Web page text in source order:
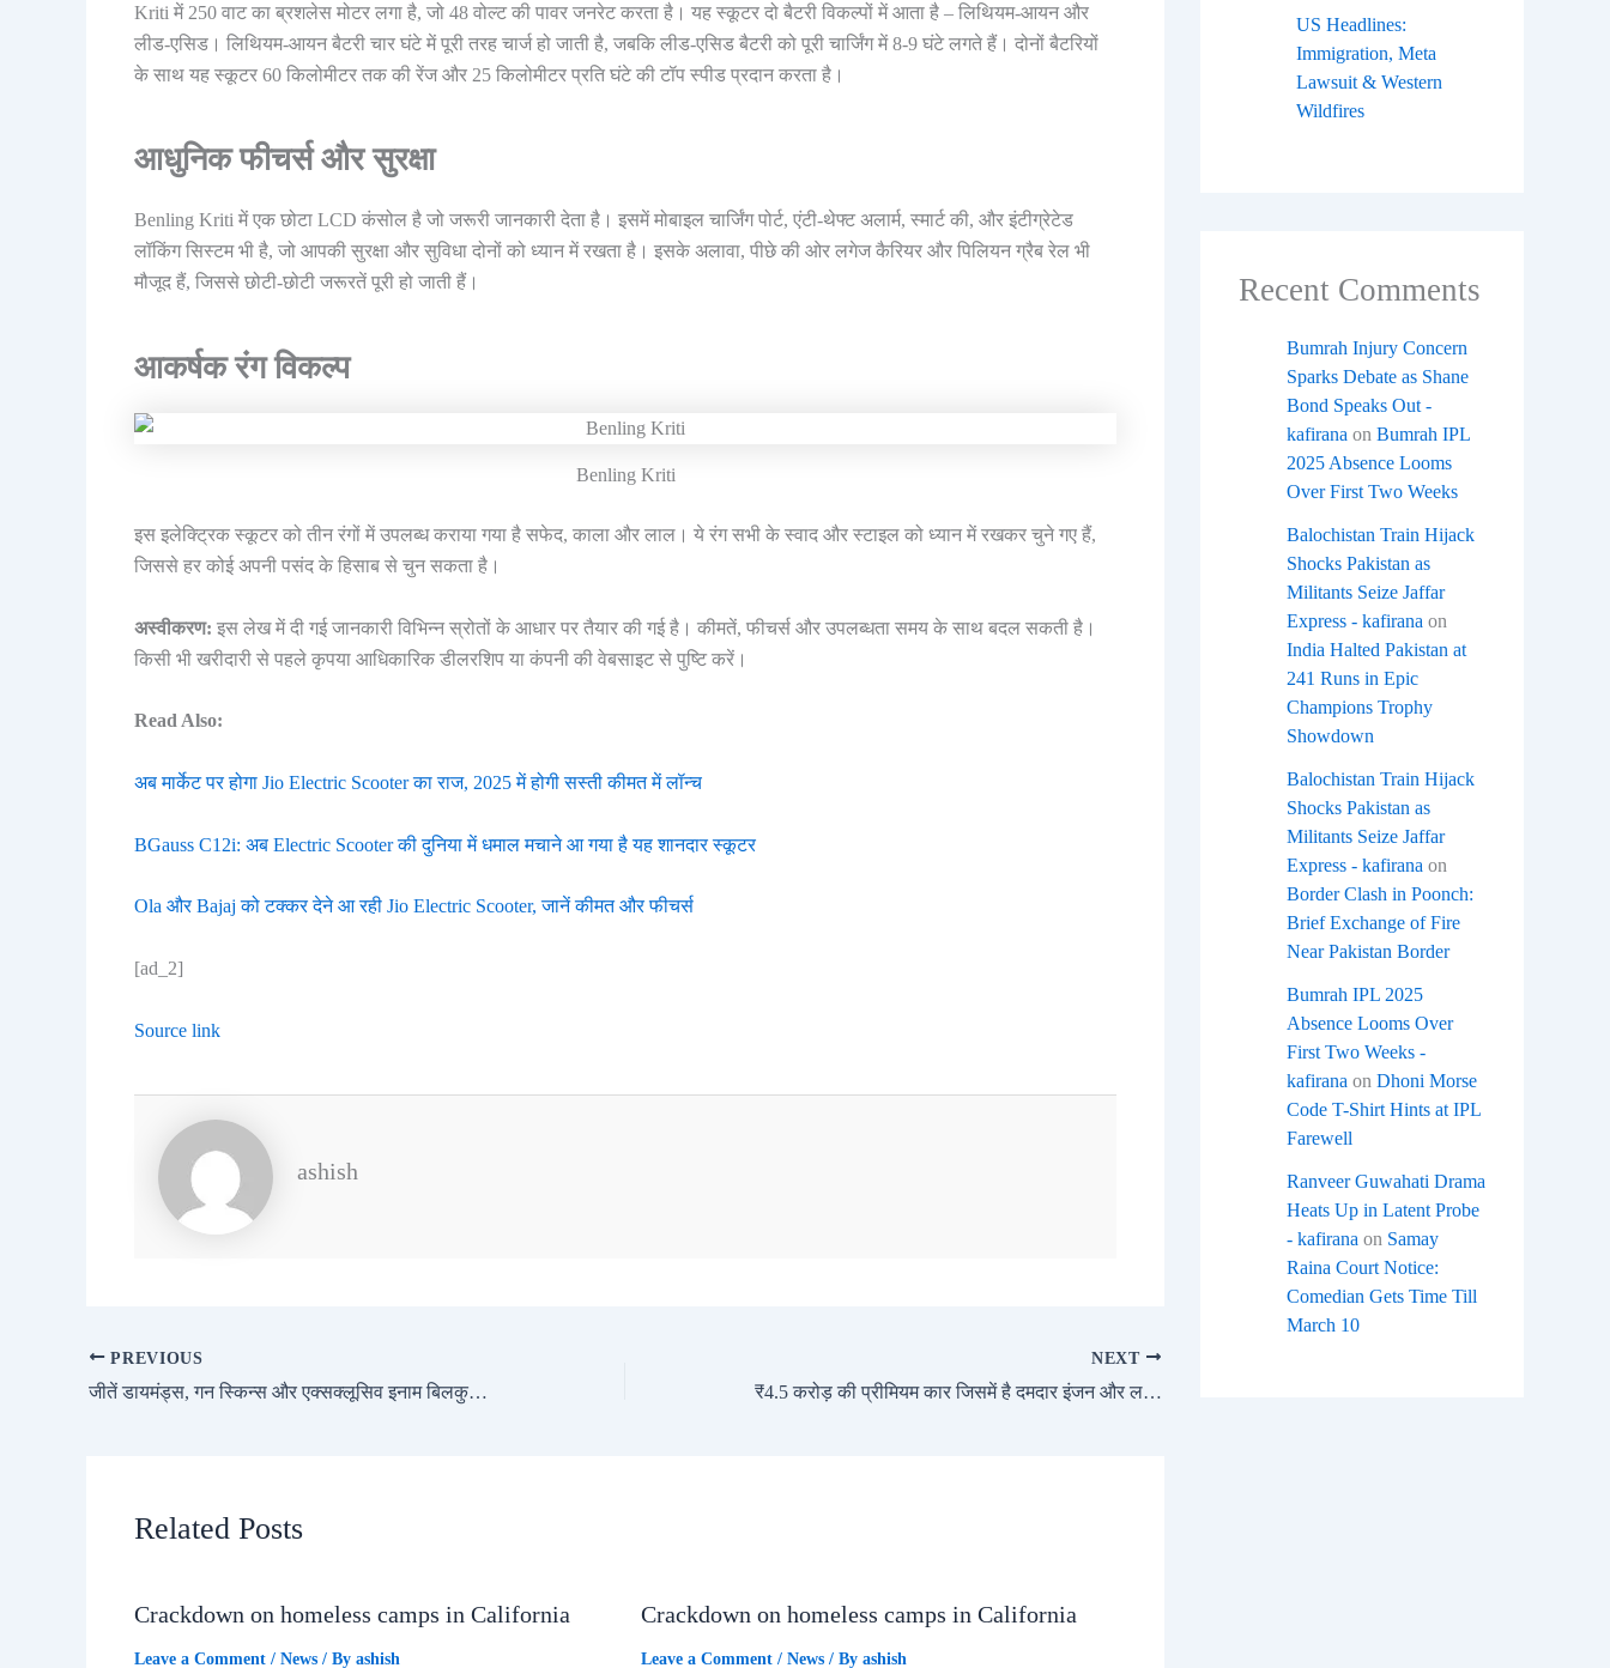
Kriti में 250 वाट का ब्रशलेस मोटर लगा है, जो 48 वोल्ट की पावर जनरेट करता है। यह स्कूटर दो बैटरी विकल्पों में आता है – लिथियम-आयन और
लीड-एसिड। लिथियम-आयन बैटरी चार घंटे में पूरी तरह चार्ज हो जाती है, जबकि लीड-एसिड बैटरी को पूरी चार्जिंग में 8-9 घंटे लगते हैं। दोनों बैटरियों
के साथ यह स्कूटर 60 किलोमीटर तक की रेंज और 25 किलोमीटर प्रति घंटे की टॉप स्पीड प्रदान करता है।
आधुनिक फीचर्स और सुरक्षा
Benling Kriti में एक छोटा LCD कंसोल है जो जरूरी जानकारी देता है। इसमें मोबाइल चार्जिंग पोर्ट, एंटी-थेफ्ट अलार्म, स्मार्ट की, और इंटीग्रेटेड
लॉकिंग सिस्टम भी है, जो आपकी सुरक्षा और सुविधा दोनों को ध्यान में रखता है। इसके अलावा, पीछे की ओर लगेज कैरियर और पिलियन ग्रैब रेल भी
मौजूद हैं, जिससे छोटी-छोटी जरूरतें पूरी हो जाती हैं।
आकर्षक रंग विकल्प
Benling Kriti
इस इलेक्ट्रिक स्कूटर को तीन रंगों में उपलब्ध कराया गया है सफेद, काला और लाल। ये रंग सभी के स्वाद और स्टाइल को ध्यान में रखकर चुने गए हैं,
जिससे हर कोई अपनी पसंद के हिसाब से चुन सकता है।
अस्वीकरण: इस लेख में दी गई जानकारी विभिन्न स्रोतों के आधार पर तैयार की गई है। कीमतें, फीचर्स और उपलब्धता समय के साथ बदल सकती है।
किसी भी खरीदारी से पहले कृपया आधिकारिक डीलरशिप या कंपनी की वेबसाइट से पुष्टि करें।
Read Also:
अब मार्केट पर होगा Jio Electric Scooter का राज, 2025 में होगी सस्ती कीमत में लॉन्च
BGauss C12i: अब Electric Scooter की दुनिया में धमाल मचाने आ गया है यह शानदार स्कूटर
Ola और Bajaj को टक्कर देने आ रही Jio Electric Scooter, जानें कीमत और फीचर्स
[ad_2]
Source link
ashish
PREVIOUS
जीतें डायमंड्स, गन स्किन्स और एक्सक्लूसिव इनाम बिलकुल मुफ्त
NEXT
₹4.5 करोड़ की प्रीमियम कार जिसमें है दमदार इंजन और लक्ज़री फीचर्स
Related Posts
Crackdown on homeless camps in California
Leave a Comment / News / By ashish
Crackdown on homeless camps in California
Leave a Comment / News/ By ashish
US Headlines:
Immigration, Meta
Lawsuit & Western
Wildfires
Recent Comments
Bumrah Injury Concern
Sparks Debate as Shane
Bond Speaks Out -
kafirana on Bumrah IPL
2025 Absence Looms
Over First Two Weeks
Balochistan Train Hijack
Shocks Pakistan as
Militants Seize Jaffar
Express - kafirana on
India Halted Pakistan at
241 Runs in Epic
Champions Trophy
Showdown
Balochistan Train Hijack
Shocks Pakistan as
Militants Seize Jaffar
Express - kafirana on
Border Clash in Poonch:
Brief Exchange of Fire
Near Pakistan Border
Bumrah IPL 2025
Absence Looms Over
First Two Weeks -
kafirana on Dhoni Morse
Code T-Shirt Hints at IPL
Farewell
Ranveer Guwahati Drama
Heats Up in Latent Probe
- kafirana on Samay
Raina Court Notice:
Comedian Gets Time Till
March 10